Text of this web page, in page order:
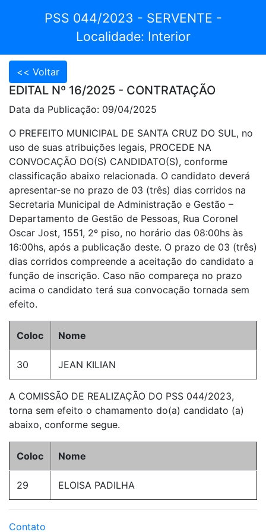
PSS 044/2023 - SERVENTE -
Localidade: Interior
EDITAL Nº 16/2025 - CONTRATAÇÃO
Data da Publicação: 09/04/2025
O PREFEITO MUNICIPAL DE SANTA CRUZ DO SUL, no
uso de suas atribuições legais, PROCEDE NA
CONVOCAÇÃO DO(S) CANDIDATO(S), conforme
classificação abaixo relacionada. O candidato deverá
apresentar-se no prazo de 03 (três) dias corridos na
Secretaria Municipal de Administração e Gestão –
Departamento de Gestão de Pessoas, Rua Coronel
Oscar Jost, 1551, 2º piso, no horário das 08:00hs às
16:00hs, após a publicação deste. O prazo de 03 (três)
dias corridos compreende a aceitação do candidato a
função de inscrição. Caso não compareça no prazo
acima o candidato terá sua convocação tornada sem
efeito.
Coloc Nome
30 JEAN KILIAN
A COMISSÃO DE REALIZAÇÃO DO PSS 044/2023,
torna sem efeito o chamamento do(a) candidato (a)
abaixo, conforme segue.
Coloc Nome
29 ELOISA PADILHA
Contato